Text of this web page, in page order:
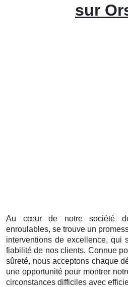
sur
Au cœur de notre société
enroulables, se trouve un
interventions de excellence, qui
fiabilité de nos clients. Connue
sûreté, nous acceptons chaque
une opportunité pour montrer
circonstances difficiles avec